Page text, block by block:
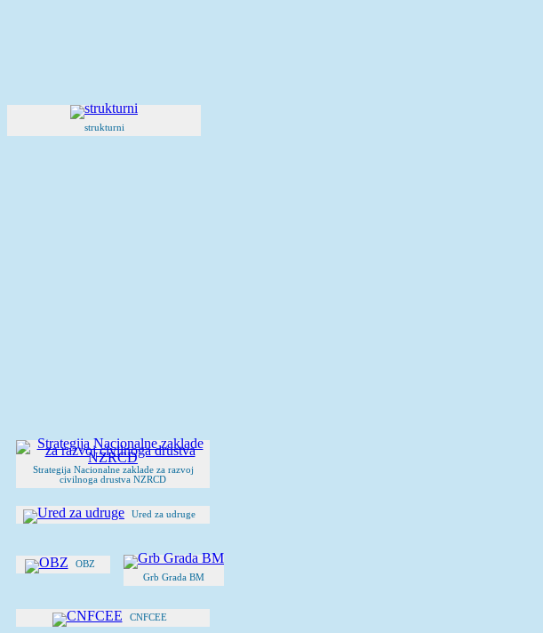
strukturni
Strategija Nacionalne zaklade za razvoj
civilnoga drustva NZRCD
Ured za udruge
OBZ
Grb Grada BM
CNFCEE